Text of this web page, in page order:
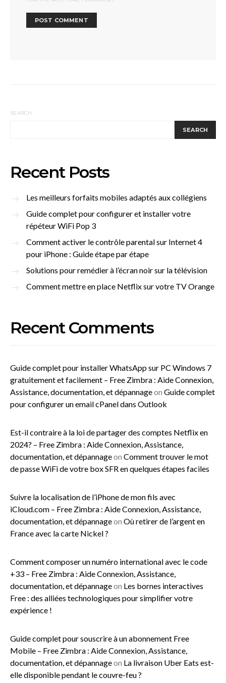
SEARCH
SEARCH
Recent Posts
Les meilleurs forfaits mobiles adaptés aux collégiens
Guide complet pour configurer et installer votre
répéteur WiFi Pop 3
Comment activer le contrôle parental sur Internet 4
pour iPhone : Guide étape par étape
Solutions pour remédier à l’écran noir sur la télévision
Comment mettre en place Netflix sur votre TV Orange
Recent Comments
Guide complet pour installer WhatsApp sur PC Windows 7
gratuitement et facilement – Free Zimbra : Aide Connexion,
Assistance, documentation, et dépannageon Guide complet
pour configurer un email cPanel dans Outlook
Est-il contraire à la loi de partager des comptes Netflix en
2024? – Free Zimbra : Aide Connexion, Assistance,
documentation, et dépannageon Comment trouver le mot
de passe WiFi de votre box SFR en quelques étapes faciles
Suivre la localisation de l’iPhone de mon fils avec
iCloud.com – Free Zimbra : Aide Connexion, Assistance,
documentation, et dépannageon Où retirer de l’argent en
France avec la carte Nickel ?
Comment composer un numéro international avec le code
+33 – Free Zimbra : Aide Connexion, Assistance,
documentation, et dépannageon Les bornes interactives
Free : des alliées technologiques pour simplifier votre
expérience !
Guide complet pour souscrire à un abonnement Free
Mobile – Free Zimbra : Aide Connexion, Assistance,
documentation, et dépannageon La livraison Uber Eats est-
elle disponible pendant le couvre-feu ?